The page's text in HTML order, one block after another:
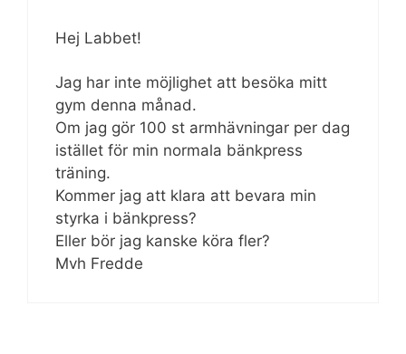
Hej Labbet!
Jag har inte möjlighet att besöka mitt
gym denna månad.
Om jag gör 100 st armhävningar per dag
istället för min normala bänkpress
träning.
Kommer jag att klara att bevara min
styrka i bänkpress?
Eller bör jag kanske köra fler?
Mvh Fredde